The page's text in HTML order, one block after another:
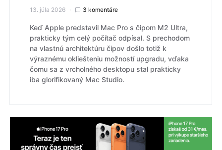
13. júla 2026 3 komentáre
Keď Apple predstavil Mac Pro s čipom M2 Ultra,
prakticky tým celý počítač odpísal. S prechodom
na vlastnú architektúru čipov došlo totiž k
výraznému okliešteniu možností upgradu, vďaka
čomu sa z vrcholného desktopu stal prakticky
iba glorifikovaný Mac Studio.